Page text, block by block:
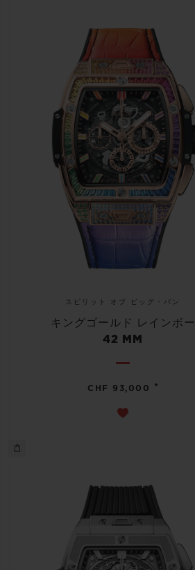
スピリット オブ ビッグ・バン
キングゴールド レインボー
42 MM
CHF 93,000 •